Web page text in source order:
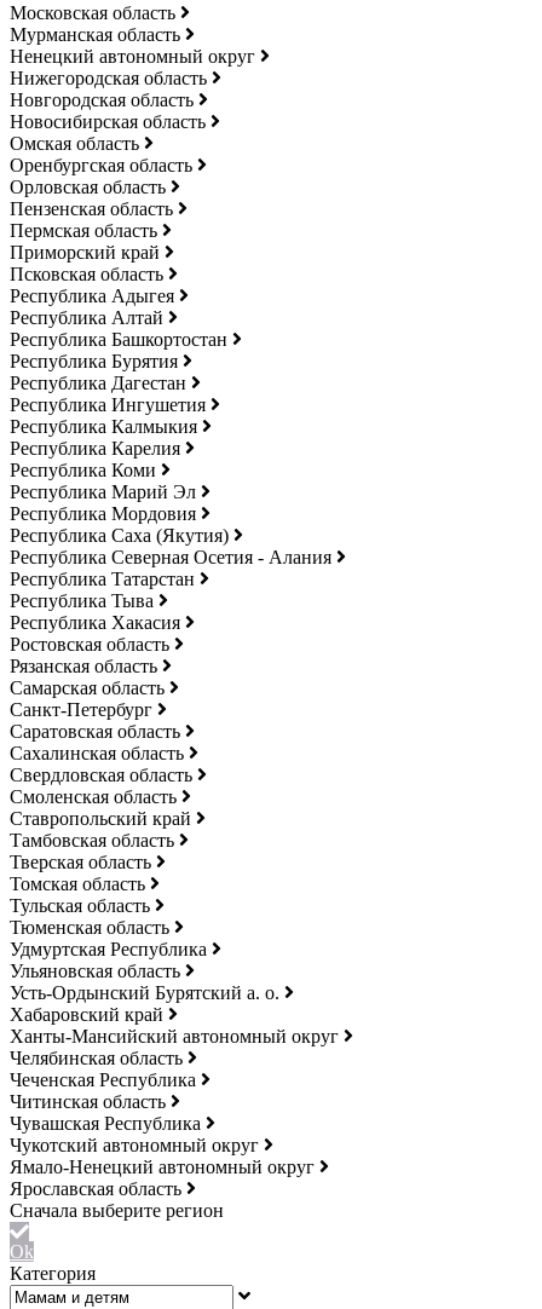
Московская область
Мурманская область
Ненецкий автономный округ
Нижегородская область
Новгородская область
Новосибирская область
Омская область
Оренбургская область
Орловская область
Пензенская область
Пермская область
Приморский край
Псковская область
Республика Адыгея
Республика Алтай
Республика Башкортостан
Республика Бурятия
Республика Дагестан
Республика Ингушетия
Республика Калмыкия
Республика Карелия
Республика Коми
Республика Марий Эл
Республика Мордовия
Республика Саха (Якутия)
Республика Северная Осетия - Алания
Республика Татарстан
Республика Тыва
Республика Хакасия
Ростовская область
Рязанская область
Самарская область
Санкт-Петербург
Саратовская область
Сахалинская область
Свердловская область
Смоленская область
Ставропольский край
Тамбовская область
Тверская область
Томская область
Тульская область
Тюменская область
Удмуртская Республика
Ульяновская область
Усть-Ордынский Бурятский а. о.
Хабаровский край
Ханты-Мансийский автономный округ
Челябинская область
Чеченская Республика
Читинская область
Чувашская Республика
Чукотский автономный округ
Ямало-Ненецкий автономный округ
Ярославская область
Ok
Категория